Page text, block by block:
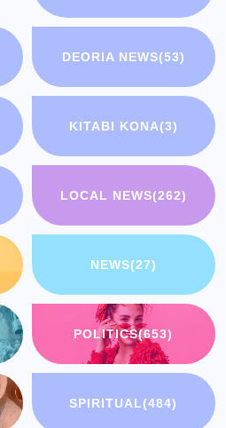
DEORIA NEWS(53)
KITABI KONA(3)
LOCAL NEWS(262)
NEWS(27)
POLITICS(653)
SPIRITUAL(484)